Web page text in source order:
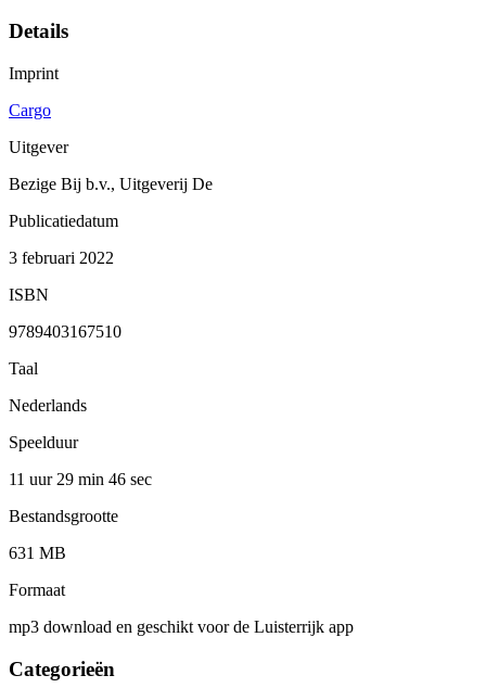
Details
Imprint
Cargo
Uitgever
Bezige Bij b.v., Uitgeverij De
Publicatiedatum
3 februari 2022
ISBN
9789403167510
Taal
Nederlands
Speelduur
11 uur 29 min 46 sec
Bestandsgrootte
631 MB
Formaat
mp3 download en geschikt voor de Luisterrijk app
Categorieën